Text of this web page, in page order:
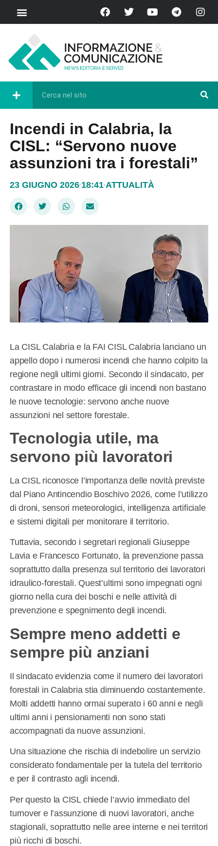
Incendi in Calabria, la
CISL: “Servono nuove
assunzioni tra i forestali”
23 GIUGNO 2026 18:41 ATTUALITÀ
La CISL Calabria e la FAI CISL Calabria lanciano un
appello dopo i numerosi incendi che hanno colpito la
regione negli ultimi giorni. Secondo il sindacato, per
contrastare in modo efficace gli incendi non bastano
le nuove tecnologie: servono anche nuove
assunzioni nel settore forestale.
Tecnologia utile, ma
servono più lavoratori
La CISL riconosce l’importanza delle novità previste
dal Piano Antincendio Boschivo 2026, come l’utilizzo
di droni, sensori meteorologici, intelligenza artificiale
e sistemi digitali per monitorare il territorio.
Tuttavia, secondo i segretari regionali Giuseppe
Lavia e Francesco Fortunato, la prevenzione passa
soprattutto dalla presenza sul territorio dei lavoratori
idraulico-forestali. Quest’ultimi sono impegnati ogni
giorno nella cura dei boschi e nelle attività di
prevenzione e spegnimento degli incendi.
Sempre meno addetti e
sempre più anziani
Il sindacato evidenzia come il numero dei lavoratori
forestali in Calabria stia diminuendo costantemente.
Molti addetti hanno ormai superato i 60 anni e negli
ultimi anni i pensionamenti non sono stati
accompagnati da nuove assunzioni.
Una situazione che rischia di indebolire un servizio
considerato fondamentale per la tutela del territorio
e per il contrasto agli incendi.
Per questo la CISL chiede l’avvio immediato del
turnover e l’assunzione di nuovi lavoratori, anche
stagionali, soprattutto nelle aree interne e nei territori
più ricchi di boschi.